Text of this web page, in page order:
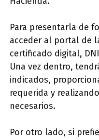
Para presentarla de
acceder al portal de
certificado digital,
Una vez dentro,
indicados,
requerida y
necesarios.
Por otro lado, si